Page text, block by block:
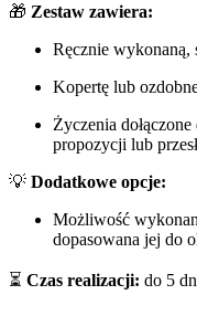
🎁 Zestaw zawiera:
Ręcznie wykonaną,
Kopertę lub
Życzenia
propozycji lub
💡 Dodatkowe opcje:
Możliwość
dopasowana jej do
⏳ Czas realizacji: do 5